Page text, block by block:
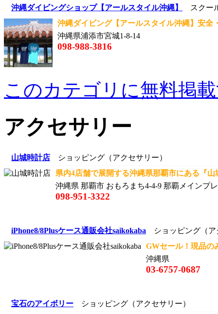
沖縄ダイビングショップ【アールスタイル沖縄】
スクー
沖縄ダイビング【アールスタイル沖縄】安
沖縄県浦添市宮城1-8-14
098-988-3816
このカテゴリに無料掲
アクセサリー
山城時計店 ショッピング（アクセサリー）
県内4店舗で展開する沖縄県那覇市にある『
沖縄県 那覇市 おもろまち4-4-9 那覇メインプ
098-951-3322
iPhone8/8Plusケース通販会社saikokaba ショッピング（ア
GWセール！現品の
沖縄県
03-6757-0687
宝石のアイボリー ショッピング（アクセサリー）